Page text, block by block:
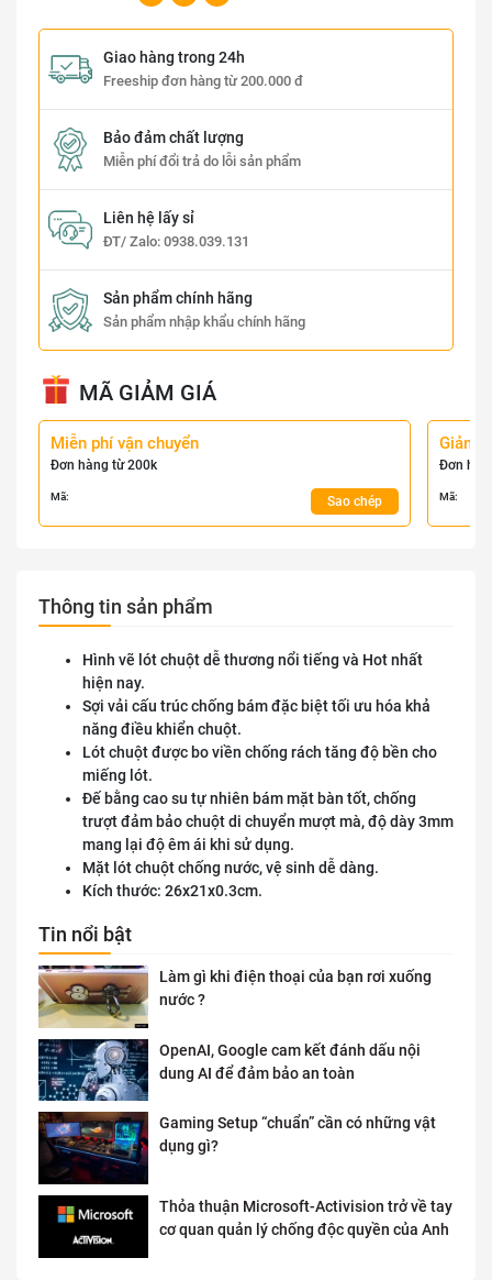
Giao hàng trong 24h
Freeship đơn hàng từ 200.000 đ
Bảo đảm chất lượng
Miễn phí đổi trả do lỗi sản phẩm
Liên hệ lấy sỉ
ĐT/ Zalo: 0938.039.131
Sản phẩm chính hãng
Sản phẩm nhập khẩu chính hãng
MÃ GIẢM GIÁ
Miễn phí vận chuyển
Đơn hàng từ 200k
Mã: Sao chép
Giảm
Đơn
Mã:
Thông tin sản phẩm
Hình vẽ lót chuột dễ thương nổi tiếng và Hot nhất
hiện nay.
Sợi vải cấu trúc chống bám đặc biệt tối ưu hóa khả
năng điều khiển chuột.
Lót chuột được bo viền chống rách tăng độ bền cho
miếng lót.
Đế bằng cao su tự nhiên bám mặt bàn tốt, chống
trượt đảm bảo chuột di chuyển mượt mà, độ dày 3mm
mang lại độ êm ái khi sử dụng.
Mặt lót chuột chống nước, vệ sinh dễ dàng.
Kích thước: 26x21x0.3cm.
Tin nổi bật
Làm gì khi điện thoại của bạn rơi xuống
nước ?
OpenAI, Google cam kết đánh dấu nội
dung AI để đảm bảo an toàn
Gaming Setup “chuẩn” cần có những vật
dụng gì?
Thỏa thuận Microsoft-Activision trở về tay
cơ quan quản lý chống độc quyền của Anh